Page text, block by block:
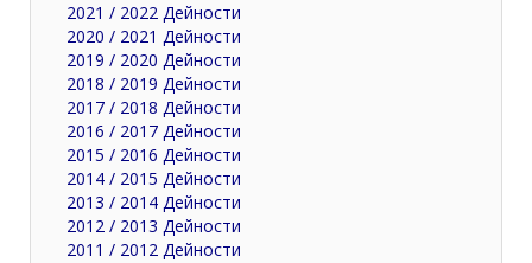
2021 / 2022 Дейности
2020 / 2021 Дейности
2019 / 2020 Дейности
2018 / 2019 Дейности
2017 / 2018 Дейности
2016 / 2017 Дейности
2015 / 2016 Дейности
2014 / 2015 Дейности
2013 / 2014 Дейности
2012 / 2013 Дейности
2011 / 2012 Дейности